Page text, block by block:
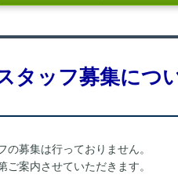
タッフ募集につ
募集は行っておりません。
案内させていただきます。